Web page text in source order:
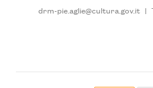
drm-pie.aglie@cultura.gov.it |